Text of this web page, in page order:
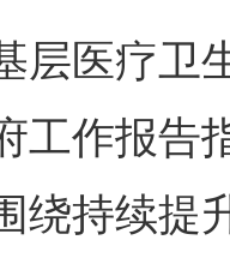
医疗卫生
工作报告
绕持续